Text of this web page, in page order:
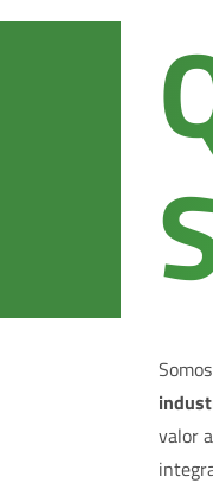
valor